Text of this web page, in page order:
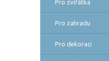
Pro zvířátka
Pro zahradu
Pro dekoraci